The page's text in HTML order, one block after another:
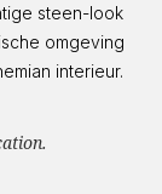
steen-look
omgeving
interieur.